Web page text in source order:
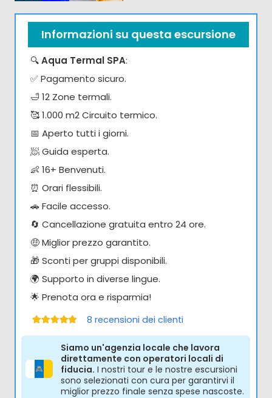
Informazioni su questa escursione
🔍Aqua Termal SPA:
✅ Pagamento sicuro.
🛁 12 Zone termali.
🥰 1.000 m2 Circuito termico.
📅 Aperto tutti i giorni.
🧖 Guida esperta.
👶 16+ Benvenuti.
⏰ Orari flessibili.
🚗 Facile accesso.
🔄 Cancellazione gratuita entro 24 ore.
🤑 Miglior prezzo garantito.
🎁 Sconti per gruppi disponibili.
🌍 Supporto in diverse lingue.
🌟 Prenota ora e risparmia!
8 recensioni dei clienti
Siamo un'agenzia locale che lavora
direttamente con operatori locali di
fiducia. I nostri tour e le nostre escursioni
sono selezionati con cura per garantirvi il
miglior prezzo finale senza spese nascoste.